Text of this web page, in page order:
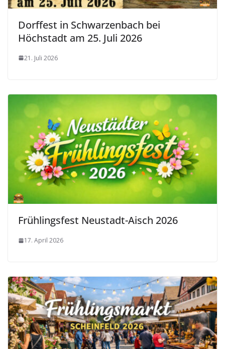
Dorffest in Schwarzenbach bei
Höchstadt am 25. Juli 2026
21. Juli 2026
Frühlingsfest Neustadt-Aisch 2026
17. April 2026